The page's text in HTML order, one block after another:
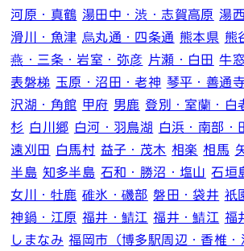
河原・真鶴 湯田中・渋・志賀高原 湯
滑川・魚津 烏丸通・四条通 熊本県 熊
燕・三条・岩室・弥彦 片瀬・白田 牛
表磐梯 玉原・沼田・老神 琴平・善通
沢湖・角館 甲府 男鹿 登別・室蘭・白
杉 白川郷 白河・羽鳥湖 白浜・南部・
遠刈田 白馬村 益子・茂木 相楽 相馬
半島 知多半島 石和・勝沼・塩山 石垣
女川・牡鹿 碓氷・磯部 磐田・袋井 祇
神鍋・江原 福井・鯖江 福井・鯖江 福
しまなみ 福岡市（博多駅周辺・香椎・